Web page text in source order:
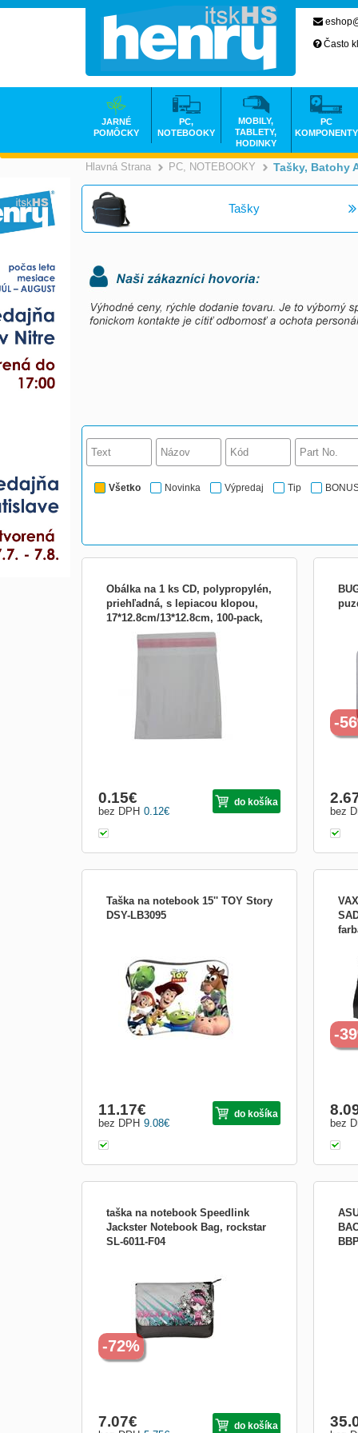
Hlavná Strana >
PC, NOTEBOOKY Tašky, Batohy
Tašky
Všetko Novinka Výpredaj Tip
Obálka na 1 ks CD, polypropylén,
priehľadná, s lepiacou klopou,
17*12.8cm/13*12.8cm, 100-pack,
Nezlepená obálka má rozmer 17*12,8 cm
po prilepení klopy 13*12,8 cm
0.12€
bez DPH
0.15€ do košíka
bez
-
Taška na notebook 15'' TOY Story
DSY-LB3095
9.08€
bez DPH
11.17€ do košíka
bez
-
taška na notebook Speedlink
Jackster Notebook Bag, rockstar
SL-6011-F04
rips top nylonu a má zapínanie na suchý
zips, zapínanie na zips a magnetický klip
pre väčšiu bezpečnosť. Či už sa idete
pešo, alebo na bicykli,
7.07€ do košíka
-72%
3-
for
way
Často
JARNÉ
POMÔCKY
PC,
NOTEBOOKY
MOBILY,
TABLETY,
HODINKY
PC
KOMPONENTY